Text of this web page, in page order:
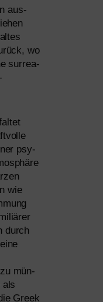
aus­
wo
sur­rea­
psy­
wie
durch
mün­
als
Greek